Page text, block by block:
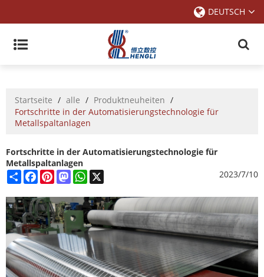
DEUTSCH
Startseite / alle / Produktneuheiten /
Fortschritte in der Automatisierungstechnologie für
Metallspaltanlagen
Fortschritte in der Automatisierungstechnologie für
Metallspaltanlagen
ShareFacebook
PinterestMastodonWhatsApp 2023/7/10